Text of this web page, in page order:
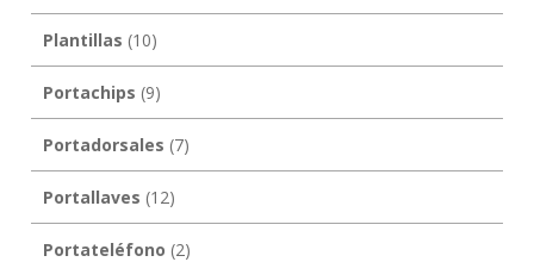
Plantillas (10)
Portachips (9)
Portadorsales (7)
Portallaves (12)
Portateléfono (2)